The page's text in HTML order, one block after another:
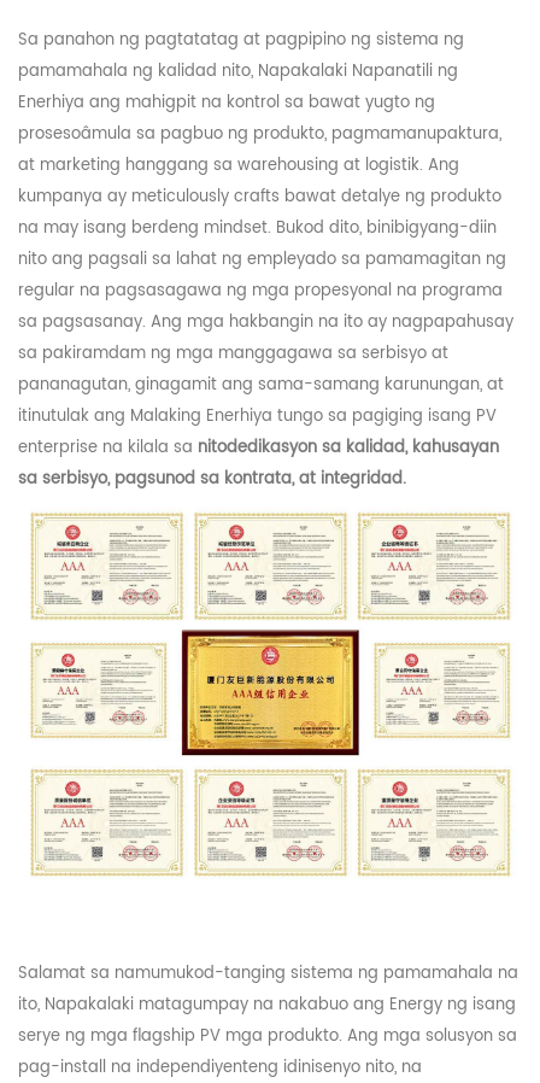
Sa panahon ng pagtatatag at pagpipino ng sistema ng
pamamahala ng kalidad nito, Napakalaki Napanatili ng
Enerhiya ang mahigpit na kontrol sa bawat yugto ng
prosesoâmula sa pagbuo ng produkto, pagmamanupaktura,
at marketing hanggang sa warehousing at logistik. Ang
kumpanya ay meticulously crafts bawat detalye ng produkto
na may isang berdeng mindset. Bukod dito, binibigyang-diin
nito ang pagsali sa lahat ng empleyado sa pamamagitan ng
regular na pagsasagawa ng mga propesyonal na programa
sa pagsasanay. Ang mga hakbangin na ito ay nagpapahusay
sa pakiramdam ng mga manggagawa sa serbisyo at
pananagutan, ginagamit ang sama-samang karunungan, at
itinutulak ang Malaking Enerhiya tungo sa pagiging isang PV
enterprise na kilala sa nitodedikasyon sa kalidad, kahusayan
sa serbisyo, pagsunod sa kontrata, at integridad.
Salamat sa namumukod-tanging sistema ng pamamahala na
ito, Napakalaki matagumpay na nakabuo ang Energy ng isang
serye ng mga flagship PV mga produkto. Ang mga solusyon sa
pag-install na independiyenteng idinisenyo nito, na